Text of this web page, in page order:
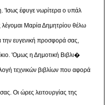
'Ισως έφυγε νωρίτερα ο υπάλ
Μαρία Δημητρίου θέλω
την ευγενική προσφορά σας,
'Ομως η Δημοτική Βιβλι�
τεχνικών βιβλίων που αφορά
Οι ώρες λειτουργίας της